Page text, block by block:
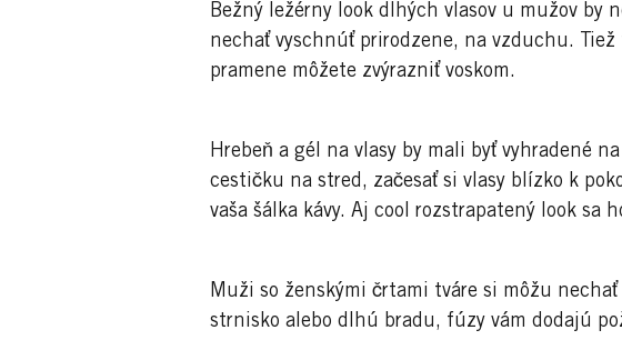
Bežný ležérny look dlhých vlasov u mužov by
nechať vyschnúť prirodzene, na vzduchu.
pramene môžete zvýrazniť voskom.
Hrebeň a gél na vlasy by mali byť vyhradené
cestičku na stred, začesať si vlasy blízko k
vaša šálka kávy. Aj cool rozstrapatený look sa
Muži so ženskými črtami tváre si môžu
strnisko alebo dlhú bradu, fúzy vám dodajú